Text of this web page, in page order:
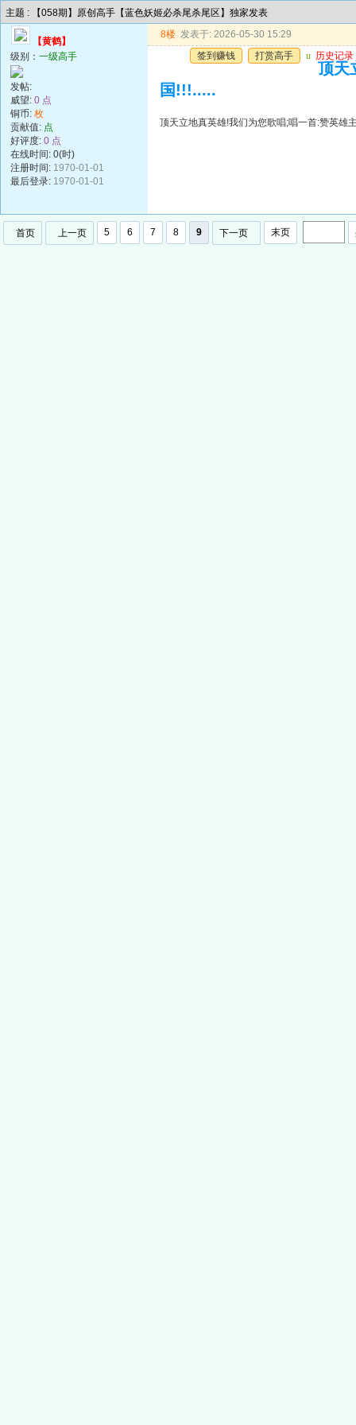
主题 : 【058期】原创高手【蓝色妖姬必杀尾杀尾区】独家发表
【黄鹤】
级别： 一级高手
发帖:
威望: 0 点
铜币: 枚
贡献值: 点
好评度: 0 点
在线时间: 0(时)
注册时间: 1970-01-01
最后登录: 1970-01-01
8楼 发表于: 2026-05-30 15:29
签到赚钱
打赏高手 u 历史记录
顶天
国!!!.....
顶天立地真英雄!我们为您歌唱;唱一首:赞英雄
首页 上一页 5 6 7 8 9 下一页 末页